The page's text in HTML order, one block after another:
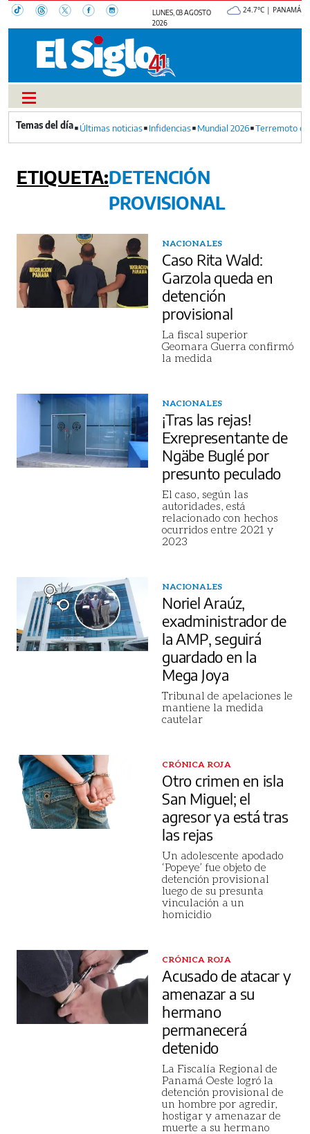
LUNES, 03 AGOSTO
2026
24.7°C | PANAMÁ
Últimas noticias Infidencias Mundial 2026 Terremoto
DETENCIÓN
PROVISIONAL
NACIONALES
Caso Rita Wald:
Garzola queda en
detención
provisional
La fiscal superior
Geomara Guerra confirmó
la medida
NACIONALES
¡Tras las rejas!
Exrepresentante de
Ngäbe Buglé por
presunto peculado
El caso, según las
autoridades, está
relacionado con hechos
ocurridos entre 2021 y
2023
NACIONALES
Noriel Araúz,
exadministrador de
la AMP, seguirá
guardado en la
Mega Joya
Tribunal de apelaciones le
mantiene la medida
cautelar
CRÓNICA ROJA
Otro crimen en isla
San Miguel; el
agresor ya está tras
las rejas
Un adolescente apodado
‘Popeye’ fue objeto de
detención provisional
luego de su presunta
vinculación a un
homicidio
CRÓNICA ROJA
Acusado de atacar y
amenazar a su
hermano
permanecerá
detenido
La Fiscalía Regional de
Panamá Oeste logró la
detención provisional de
un hombre por agredir,
hostigar y amenazar de
muerte a su hermano